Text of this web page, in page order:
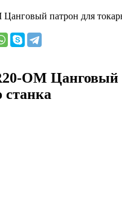
патрон для
OM Цанговый
станка